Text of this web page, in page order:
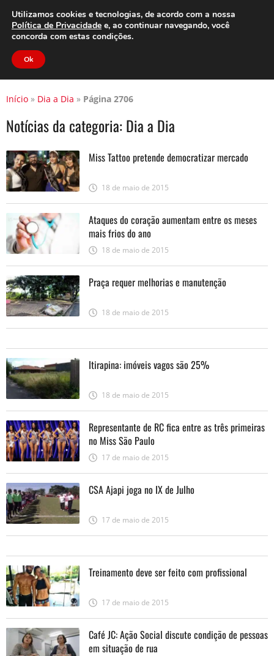
Clube do Assinante Área do Assinante
Início » Dia a Dia » Página 2706
Notícias da categoria: Dia a Dia
Miss Tattoo pretende democratizar mercado
18 de maio de 2015
Ataques do coração aumentam entre os meses
mais frios do ano
18 de maio de 2015
Praça requer melhorias e manutenção
18 de maio de 2015
Itirapina: imóveis vagos são 25%
18 de maio de 2015
Representante de RC fica entre as três primeiras
no Miss São Paulo
17 de maio de 2015
CSA Ajapi joga no IX de Julho
17 de maio de 2015
Treinamento deve ser feito com profissional
17 de maio de 2015
Café JC: Ação Social discute condição de pessoas
em situação de rua
Utilizamos cookies e tecnologias, de acordo com a nossa
Política de Privacidade e, ao continuar navegando, você
concorda com estas condições.
Ok